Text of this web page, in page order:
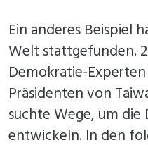
Ein anderes Beispiel
Welt stattgefunden.
Demokratie-
Präsidenten von
suchte Wege, um die
entwickeln. In den